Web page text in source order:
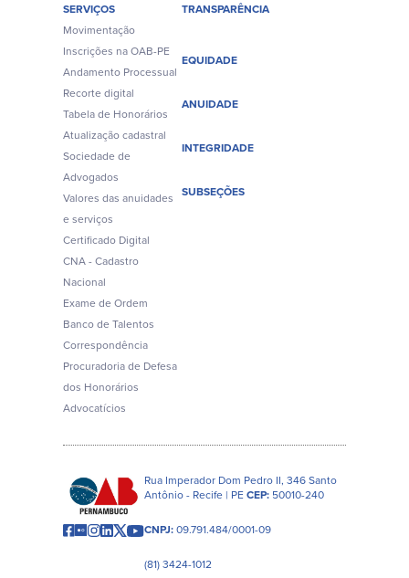
SERVIÇOS
Movimentação
Inscrições na OAB-PE
Andamento Processual
Recorte digital
Tabela de Honorários
Atualização cadastral
Sociedade de
Advogados
Valores das anuidades
e serviços
Certificado Digital
CNA - Cadastro
Nacional
Exame de Ordem
Banco de Talentos
Correspondência
Procuradoria de Defesa
dos Honorários
Advocatícios
TRANSPARÊNCIA
EQUIDADE
ANUIDADE
INTEGRIDADE
SUBSEÇÕES
Rua Imperador Dom Pedro II, 346 Santo
Antônio - Recife | PECEP:50010-240
CNPJ:09.791.484/0001-09
(81) 3424-1012